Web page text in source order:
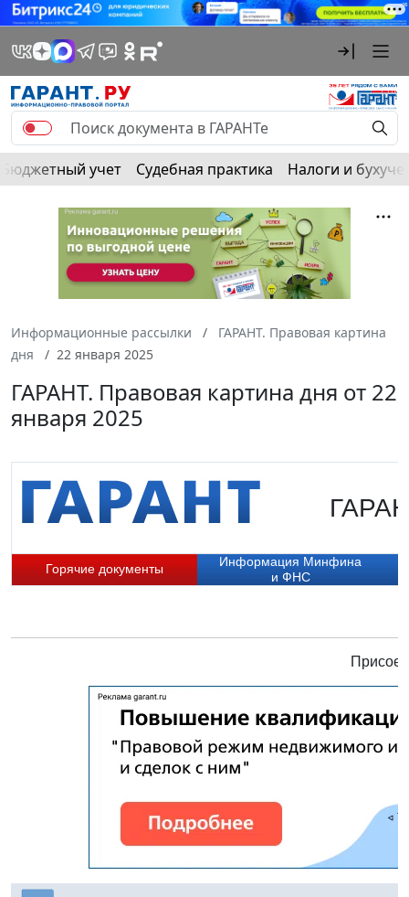
Бюджетный учет Судебная практика Налоги и
Информационные рассылки
ГАРАНТ. Правовая картина
дня
22 января 2025
ГАРАНТ. Правовая картина дня от 22
января 2025
Горячие документы
Информация Минфина
и ФНС